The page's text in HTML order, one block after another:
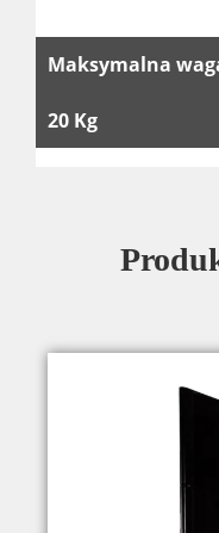
Maksymalna
20 Kg